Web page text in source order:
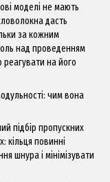
моделі не мають
дасть
за кожним
над проведенням
на його
чим вона
підбір пропускних
кільця повинні
шнураі мінімізувати